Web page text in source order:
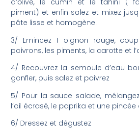
d’olive, le cumin et le tahini (
piment) et enfin salez et mixez
pâte lisse et homogène.
3/ Emincez 1 oignon rouge,
poivrons, les piments, la carotte et
4/ Recouvrez la semoule d’eau
gonfler, puis salez et poivrez
5/ Pour la sauce salade,
l’ail écrasé, le paprika et une pincée
6/ Dressez et dégustez